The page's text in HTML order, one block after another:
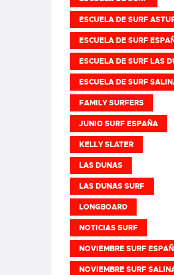
ESCUELA DE SURF
ESCUELA DE SURF
ESCUELA DE SURF LAS
ESCUELA DE SURF
FAMILY SURFERS
JUNIO SURF ESPAÑA
KELLY SLATER
LAS DUNAS
LAS DUNAS SURF
LONGBOARD
NOTICIAS SURF
NOVIEMBRE SURF
NOVIEMBRE SURF